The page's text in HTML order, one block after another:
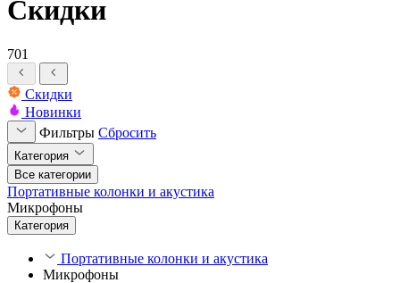
Скидки
701
Скидки
Новинки
Фильтры Сбросить
Категория
Все категории
Портативные колонки и акустика
Микрофоны
Категория
Портативные колонки и акустика
Микрофоны